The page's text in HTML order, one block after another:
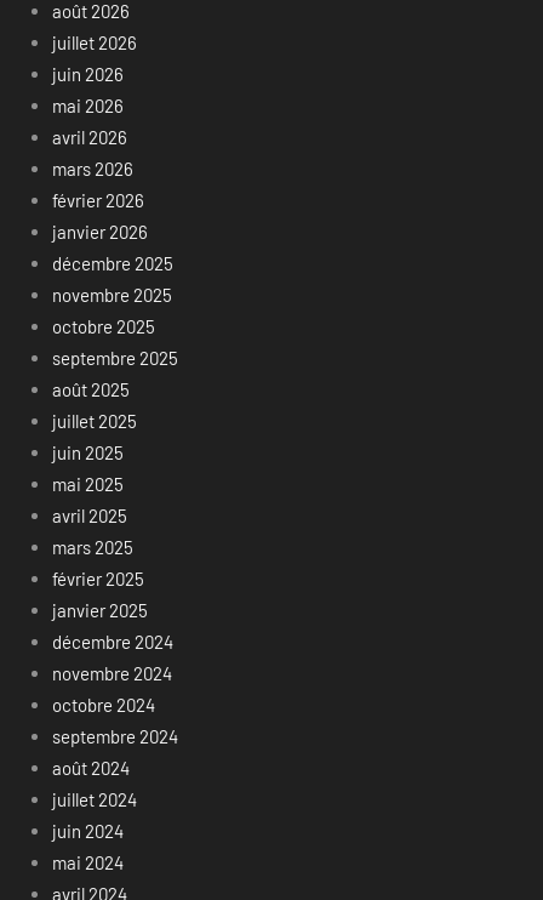
août 2026
juillet 2026
juin 2026
mai 2026
avril 2026
mars 2026
février 2026
janvier 2026
décembre 2025
novembre 2025
octobre 2025
septembre 2025
août 2025
juillet 2025
juin 2025
mai 2025
avril 2025
mars 2025
février 2025
janvier 2025
décembre 2024
novembre 2024
octobre 2024
septembre 2024
août 2024
juillet 2024
juin 2024
mai 2024
avril 2024